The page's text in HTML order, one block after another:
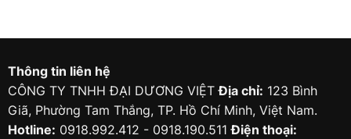
Thông tin liên hệ
CÔNG TY TNHH ĐẠI DƯƠNG VIỆTĐịa chỉ: 123 Bình
Giã, Phường Tam Thắng, TP. Hồ Chí Minh, Việt Nam.
Hotline: 0918.992.412 - 0918.190.511Điện thoại: